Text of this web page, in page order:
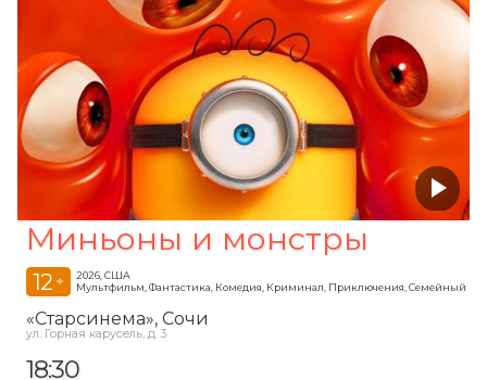
Миньоны и монстры
12 +
2026, США
Мультфильм, Фантастика, Комедия, Криминал, Приключения, Семейный
«Старсинема», Сочи
ул. Горная карусель, д. 3
18:30